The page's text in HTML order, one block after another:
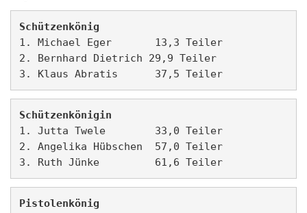
Schützenkönig
1. Michael Eger       13,3 Teiler
2. Bernhard Dietrich 29,9 Teiler
3. Klaus Abratis      37,5 Teiler
Schützenkönigin
1. Jutta Twele        33,0 Teiler
2. Angelika Hübschen  57,0 Teiler
3. Ruth Jünke         61,6 Teiler
Pistolenkönig